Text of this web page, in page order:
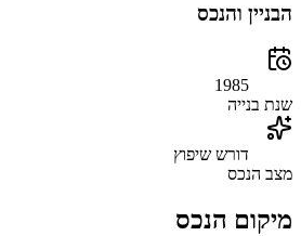
הבניין והנכס
1985
שנת בנייה
דורש שיפוץ
מצב הנכס
מיקום הנכס